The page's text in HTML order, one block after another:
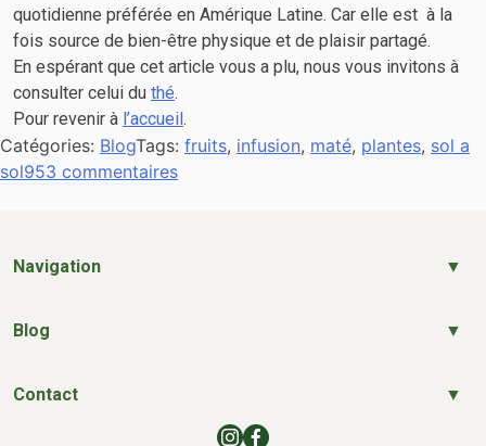
quotidienne préférée en Amérique Latine. Car elle est à la
fois source de bien-être physique et de plaisir partagé.
En espérant que cet article vous a plu, nous vous invitons à
consulter celui du thé.
Pour revenir à l’accueil.
Catégories: BlogTags: fruits, infusion, maté, plantes, sol a
sol953 commentairessur
Navigation
Blog
Contact